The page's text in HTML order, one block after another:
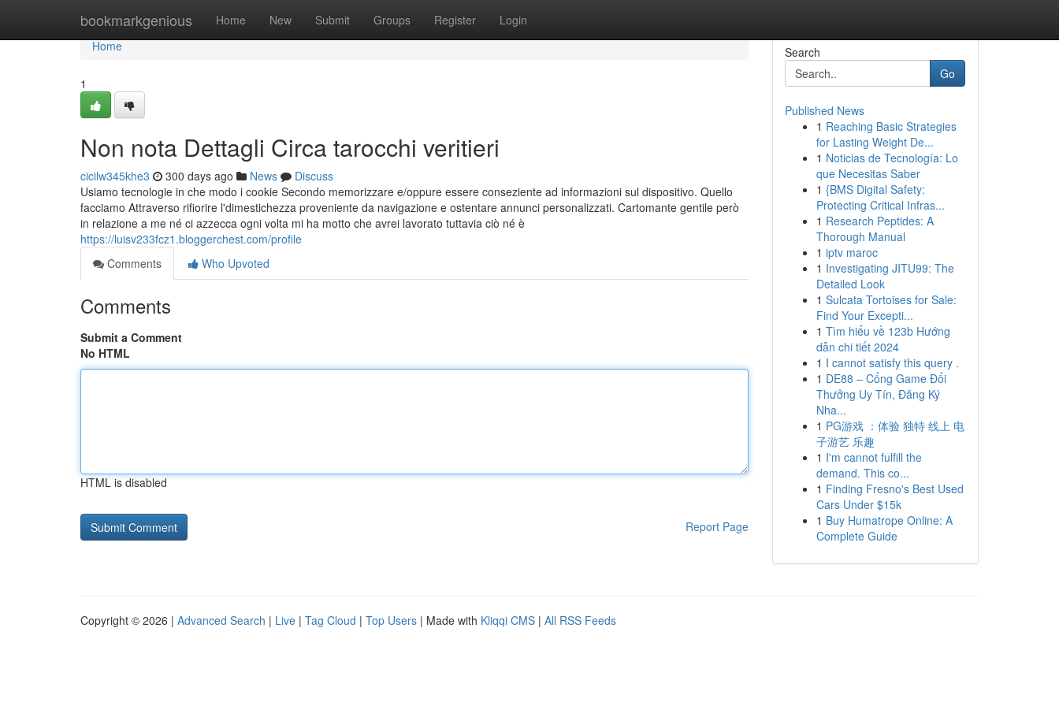
bookmarkgenious Home New Submit Groups Register Login
Home
Home
1
Non nota Dettagli Circa tarocchi veritieri
cicilw345khe3 300 days ago News
Discuss
Usiamo tecnologie in che modo i cookie Secondo memorizzare e/oppure essere conseziente ad informazioni sul dispositivo. Quello
facciamo Attraverso rifiorire l'dimestichezza proveniente da navigazione e ostentare annunci personalizzati. Cartomante gentile però
in relazione a me né ci azzecca ogni volta mi ha motto che avrei lavorato tuttavia ciò né è
https://luisv233fcz1.bloggerchest.com/profile
Comments
Who Upvoted
Comments
Submit a Comment
No HTML
HTML is disabled
Report Page
Search
Go
Published News
1 Reaching Basic Strategies
for Lasting Weight De...
1 Noticias de Tecnología: Lo
que Necesitas Saber
1 {BMS Digital Safety:
Protecting Critical Infras...
1 Research Peptides: A
Thorough Manual
1 iptv maroc
1 Investigating JITU99: The
Detailed Look
1 Sulcata Tortoises for Sale:
Find Your Excepti...
1 Tìm hiểu về 123b Hướng
dẫn chi tiết 2024
1 I cannot satisfy this query .
1 DE88 – Cổng Game Đổi
Thưởng Uy Tín, Đăng Ký
Nha...
1 PG游戏 ：体验 独特 线上 电
子游艺 乐趣
1 I'm cannot fulfill the
demand. This co...
1 Finding Fresno's Best Used
Cars Under $15k
1 Buy Humatrope Online: A
Complete Guide
Copyright © 2026 | Advanced Search | Live | Tag Cloud | Top Users | Made with Kliqqi CMS | All RSS Feeds